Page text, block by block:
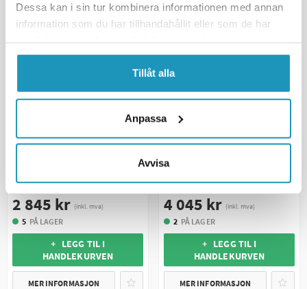
Dessa kan i sin tur kombinera informationen med annan
information som du har tillhandahållit eller som de har
Tillåt alla
Anpassa
Avvisa
UNIVERSAL
Bronco Vinsj 2500 Generation I
Stålvaier
2 845 kr (inkl. mva)
5 PÅ LAGER
+ LEGG TIL I
HANDLEKURVEN
MER INFORMASJON
UNIVERSAL
Bronco Vinsj 3500 Generation II
BLACK EDITION Syntetisk Tau
4 045 kr (inkl. mva)
2 PÅ LAGER
+ LEGG TIL I
HANDLEKURVEN
MER INFORMASJON